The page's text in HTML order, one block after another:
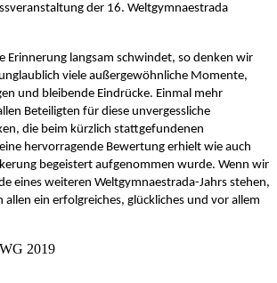
der 16. Weltgymnaestrada
Erinnerung langsam schwindet, so denken wir
viele außergewöhnliche Momente,
und bleibende Eindrücke. Einmal mehr
Beteiligten für diese unvergessliche
die beim kürzlich stattgefundenen
hervorragende Bewertung erhielt wie auch
begeistert aufgenommen wurde. Wenn wir
eines weiteren Weltgymnaestrada-Jahrs stehen,
allen ein erfolgreiches, glückliches und vor allem